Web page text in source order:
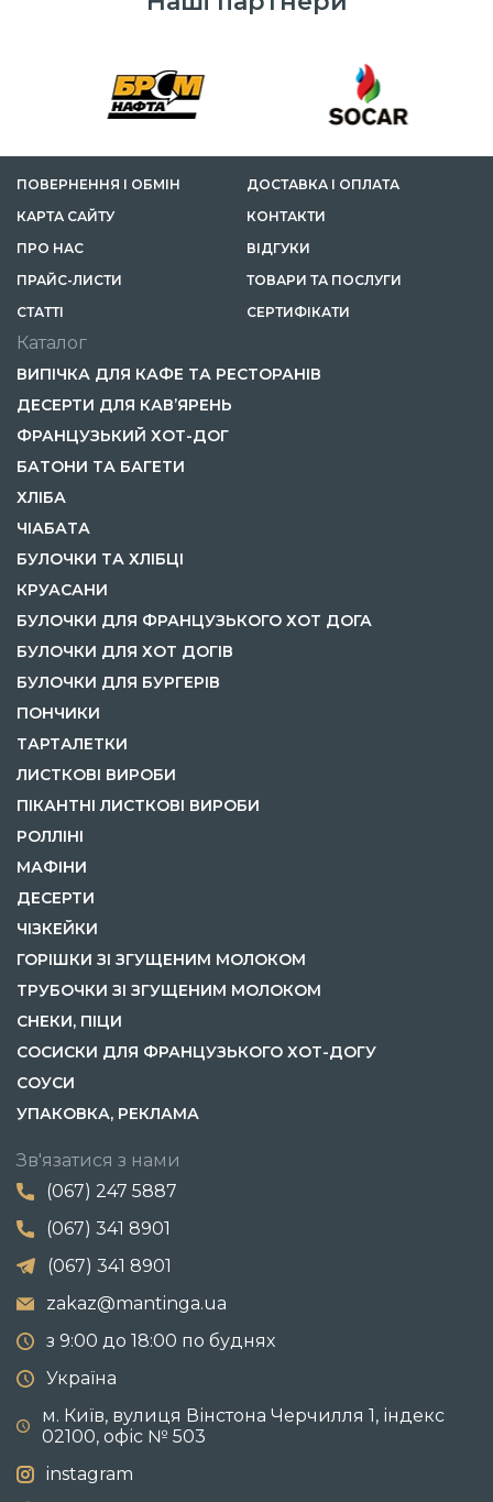
ПОВЕРНЕННЯ І ОБМІН
ДОСТАВКА І ОПЛАТА
КАРТА САЙТУ
КОНТАКТИ
ПРО НАС
ВІДГУКИ
ПРАЙС-ЛИСТИ
ТОВАРИ ТА ПОСЛУГИ
СТАТТІ
СЕРТИФІКАТИ
Каталог
ВИПІЧКА ДЛЯ КАФЕ ТА РЕСТОРАНІВ
ДЕСЕРТИ ДЛЯ КАВ’ЯРЕНЬ
ФРАНЦУЗЬКИЙ ХОТ-ДОГ
БАТОНИ ТА БАГЕТИ
ХЛІБА
ЧІАБАТА
БУЛОЧКИ ТА ХЛІБЦІ
КРУАСАНИ
БУЛОЧКИ ДЛЯ ФРАНЦУЗЬКОГО ХОТ ДОГА
БУЛОЧКИ ДЛЯ ХОТ ДОГІВ
БУЛОЧКИ ДЛЯ БУРГЕРІВ
ПОНЧИКИ
ТАРТАЛЕТКИ
ЛИСТКОВІ ВИРОБИ
ПІКАНТНІ ЛИСТКОВІ ВИРОБИ
РОЛЛІНІ
МАФІНИ
ДЕСЕРТИ
ЧІЗКЕЙКИ
ГОРІШКИ ЗІ ЗГУЩЕНИМ МОЛОКОМ
ТРУБОЧКИ ЗІ ЗГУЩЕНИМ МОЛОКОМ
СНЕКИ, ПІЦИ
СОСИСКИ ДЛЯ ФРАНЦУЗЬКОГО ХОТ-ДОГУ
СОУСИ
УПАКОВКА, РЕКЛАМА
Зв'язатися з нами
(067) 247 5887
(067) 341 8901
(067) 341 8901
zakaz@mantinga.ua
з 9:00 до 18:00 по буднях
Україна
м. Київ, вулиця Вінстона Черчилля 1, індекс
02100, офіс № 503
instagram